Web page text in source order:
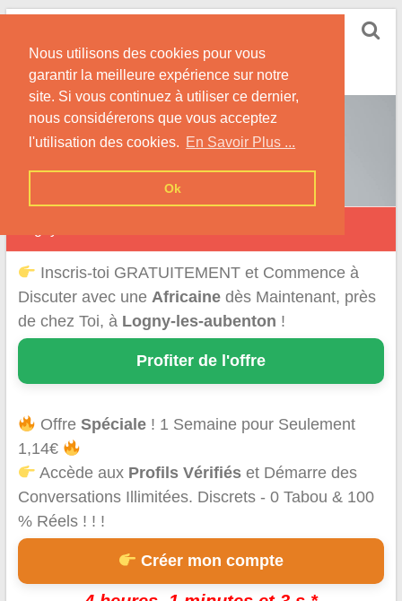
Nous utilisons des cookies pour vous
garantir la meilleure expérience sur notre
site. Si vous continuez à utiliser ce dernier,
nous considérerons que vous acceptez
l'utilisation des cookies. En Savoir Plus ...
Ok
Skip
content
Conseils et Infos pour la Rencontre d'une Belle
Africaine !
Inscris-toi GRATUITEMENT et Commence à
Discuter avec une Africainedès Maintenant, près
de chez Toi, à Logny-les-aubenton !
Profiter de l'offre
OffreSpéciale ! 1 Semaine pour Seulement
1,14€
Accède aux Profils Vérifiés et Démarre des
Conversations Illimitées. Discrets - 0 Tabou & 100
% Réels ! ! !
Créer mon compte